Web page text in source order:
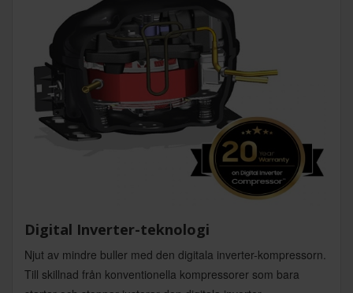
Digital Inverter-teknologi
Njut av mindre buller med den digitala inverter-kompressorn.
Till skillnad från konventionella kompressorer som bara